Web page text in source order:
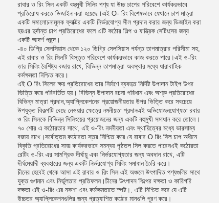
রাবার ও রিং সিল একটি বহুমুখী সিলিং পণ্য যা উচ্চ চাপের পরিবেশে কার্যকরভাবে
প্রতিরোধ করতে ডিজাইন করা হয়েছে।এই O- রিং বিশেষভাবে যেখানে চাপ মাত্রা
একটি সমালোচনামূলক ফ্যাক্টর একটি নির্ভরযোগ্য সীল প্রদান করার জন্য ডিজাইন করা
হয়এর দুর্দান্ত চাপ প্রতিরোধের ফলে এটি কঠোর শিল্প ও যান্ত্রিক সেটিংসের জন্য
একটি আদর্শ পছন্দ।
-৪০ ডিগ্রি সেলসিয়াস থেকে ১২০ ডিগ্রি সেলসিয়াস পর্যন্ত তাপমাত্রার পরিসীমা সহ,
এই রাবার ও রিং সিলটি বিস্তৃত পরিবেশে কার্যকরভাবে কাজ করতে পারে।এই ও-রিং
তার সিলিং বৈশিষ্ট্য বজায় রাখে, বিভিন্ন তাপমাত্রা অবস্থার মধ্যে ধারাবাহিক
কর্মক্ষমতা নিশ্চিত করে।
এই O রিং সিলের ক্ষয় প্রতিরোধের তার নির্মাণে ব্যবহৃত নির্দিষ্ট উপাদান টাইপ উপর
ভিত্তি করে পরিবর্তিত হয়। বিভিন্ন উপাদান রচনা পরিধান এবং অশ্রু প্রতিরোধের
বিভিন্ন মাত্রা প্রদান,অ্যাপ্লিকেশনের প্রয়োজনীয়তার উপর ভিত্তি করে সবচেয়ে
উপযুক্ত বিকল্পটি বেছে নেওয়ার ক্ষেত্রে নমনীয়তা প্রদানএই অভিযোজনযোগ্যতা রবার
ও রিং সিলকে বিভিন্ন সিলিংয়ের প্রয়োজনের জন্য একটি বহুমুখী সমাধান করে তোলে।
৭০ শোর এ কঠোরতার সাথে, এই ও-রিং নমনীয়তা এবং স্থায়িত্বের মধ্যে ভারসাম্য
বজায় রাখে।সর্বোত্তম কঠোরতা স্তর নিশ্চিত করে যে রাবার O রিং সিল চাপ অধীনে
বিকৃতি প্রতিরোধের সময় কার্যকরভাবে সমন্বয় পৃষ্ঠতল সিল করতে পারেনএই কঠোরতা
রেটিং ও-রিং এর সামগ্রিক দীর্ঘায়ু এবং নির্ভরযোগ্যতার জন্য অবদান রাখে, এটি
দীর্ঘমেয়াদী ব্যবহারের জন্য একটি নির্ভরযোগ্য সিলিং সমাধান তৈরি করে।
চীনের হেবেই থেকে আসা এই রাবার ও রিং সিল এই অঞ্চলে উৎপাদিত পণ্যগুলির সাথে
যুক্ত গুণমান এবং নির্ভুলতার প্রতিফলন।চীনের উৎপাদন শিল্পের দক্ষতা ও কারিগরি
দক্ষতা এই ও-রিং এর নকশা এবং কর্মক্ষমতাতে স্পষ্ট।, এটি নিশ্চিত করে যে এটি
উচ্চতর অ্যাপ্লিকেশনগুলির জন্য প্রত্যাশিত কঠোর মানগুলি পূরণ করে।